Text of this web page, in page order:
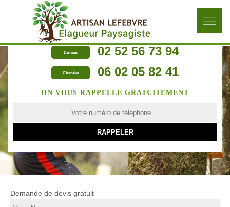
Bureau 02 52 56 73 94
Chantier 06 02 05 82 41
ON VOUS RAPPELLE GRATUITEMENT
Demande de devis gratuit